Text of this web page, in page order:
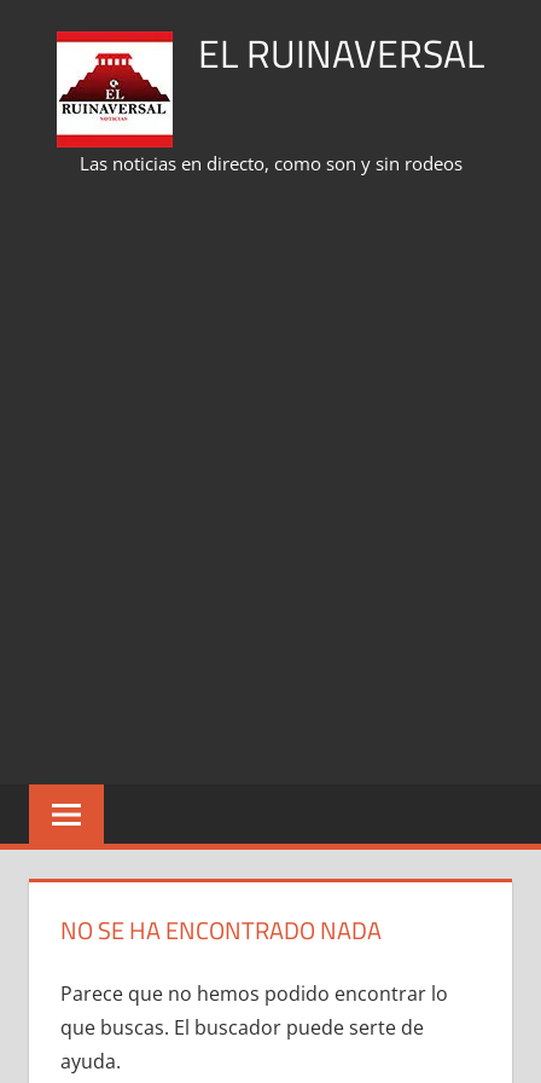
contenido
EL RUINAVERSAL
Las noticias en directo, como son y sin rodeos
NO SE HA ENCONTRADO NADA
Parece que no hemos podido encontrar lo
que buscas. El buscador puede serte de
ayuda.